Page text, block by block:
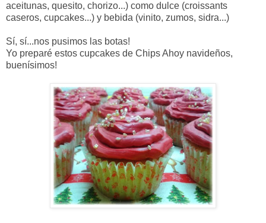
aceitunas, quesito, chorizo...) como dulce (croissants
caseros, cupcakes...) y bebida (vinito, zumos, sidra...)
Sí, sí...nos pusimos las botas!
Yo preparé estos cupcakes de Chips Ahoy navideños,
buenísimos!